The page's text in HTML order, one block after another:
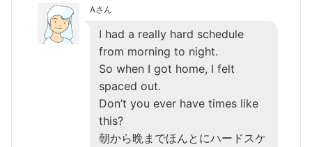
Aさん
I had a really hard schedule
from morning to night.
So when I got home, I felt
spaced out.
Don’t you ever have times like
this?
朝から晩までほんとにハードスケ